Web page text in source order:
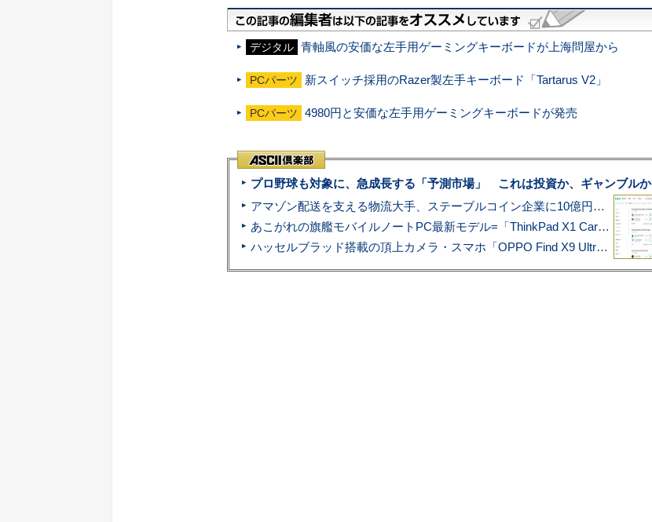
デジタル 青軸風の安価な左手用ゲーミングキーボードが上海問屋から
PCパーツ 新スイッチ採用のRazer製左手キーボード「Tartarus V2」
PCパーツ 4980円と安価な左手用ゲーミングキーボードが発売
プロ野球も対象に、急成長する「予測市場」 これは投資か、ギャンブルか
アマゾン配送を支える物流大手、ステーブルコイン企業に10億円投資のワケ
あこがれの旗艦モバイルノートPC最新モデル=「ThinkPad X1 Carbon Gen 14 Aura Edition」実機レビュー
ハッセルブラッド搭載の頂上カメラ・スマホ「OPPO Find X9 Ultra」実写レビュー=プロが本気で徹底撮影しました!!